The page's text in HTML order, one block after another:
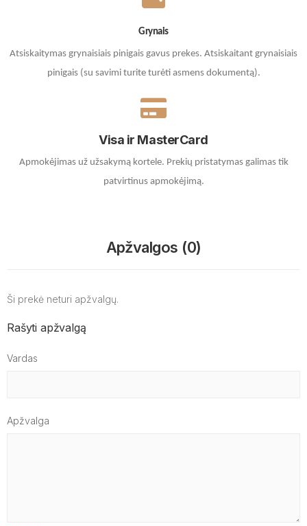
Grynais
Atsiskaitymas grynaisiais pinigais gavus prekes. Atsiskaitant grynaisiais
pinigais (su savimi turite turėti asmens dokumentą).
Visa ir MasterCard
Apmokėjimas už užsakymą kortele. Prekių pristatymas galimas tik
patvirtinus apmokėjimą.
Apžvalgos (0)
Ši prekė neturi apžvalgų.
Rašyti apžvalgą
Vardas
Apžvalga